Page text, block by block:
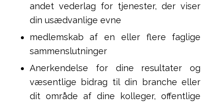
andet vederlag for tjenester, der viser
din usædvanlige evne
medlemskab af en eller flere faglige
sammenslutninger
Anerkendelse for dine resultater og
væsentlige bidrag til din branche eller
dit område af dine kolleger, offentlige